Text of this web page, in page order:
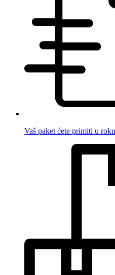
Vaš paket ćete primiti u